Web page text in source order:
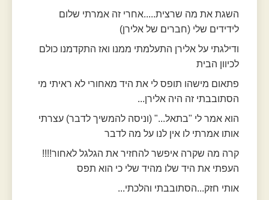
השגת את מה שרצית.....אחרי זה אמרתי שלום
לידידים שלי (חברים של אלירן)
ודילגתי על אלירן התעלמתי ממנו ואז התקדמנו כולם
לכיוון הבית
פתאום מישהו תופס לי את היד מאחורי לא ראיתי מי
הסתובבתי זה היה אלירן...
הוא אמר לי "בתאל..." (וניסה להמשיך לדבר) עצרתי
אותו אמרתי לו אין לנו על מה לדבר
קרה מה שקרה איפשר להחזיר את הגלגל לאחור!!!!
העפתי את היד שלו מהיד שלי כי הוא תפס
אותי חזק...הסתובבתי והלכתי...